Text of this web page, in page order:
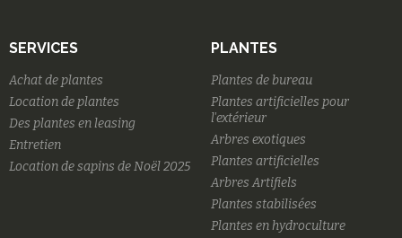
SERVICES
Achat de plantes
Location de plantes
Des plantes en leasing
Entretien
Location de sapins de Noël 2025
PLANTES
Plantes de bureau
Plantes artificielles pour
l'extérieur
Arbres exotiques
Plantes artificielles
Arbres Artifiels
Plantes stabilisées
Plantes en hydroculture